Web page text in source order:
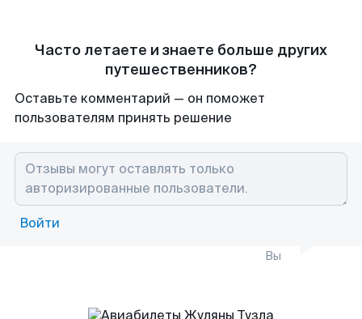
Часто летаете и знаете больше других
путешественников?
Оставьте комментарий — он поможет
пользователям принять решение
Войти
Вы